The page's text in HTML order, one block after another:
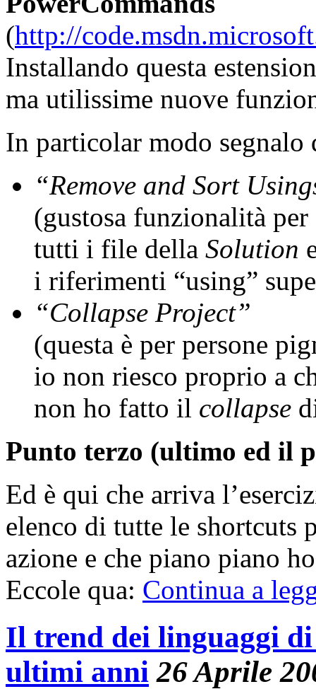
(http://
Installando questa
ma utilissime nuove
In particolar modo
“Remove and Sort
(gustosa funzionalità
tutti i file della Solution
i riferimenti “using”
“Collapse Project”
(questa è per persone
io non riesco proprio a
non ho fatto il collapse
Punto terzo (ultimo ed il
Ed è qui che arriva
elenco di tutte le shortcuts
azione e che piano piano
Eccole qua: Continua a
Il trend dei linguaggi
ultimi anni 26 Aprile